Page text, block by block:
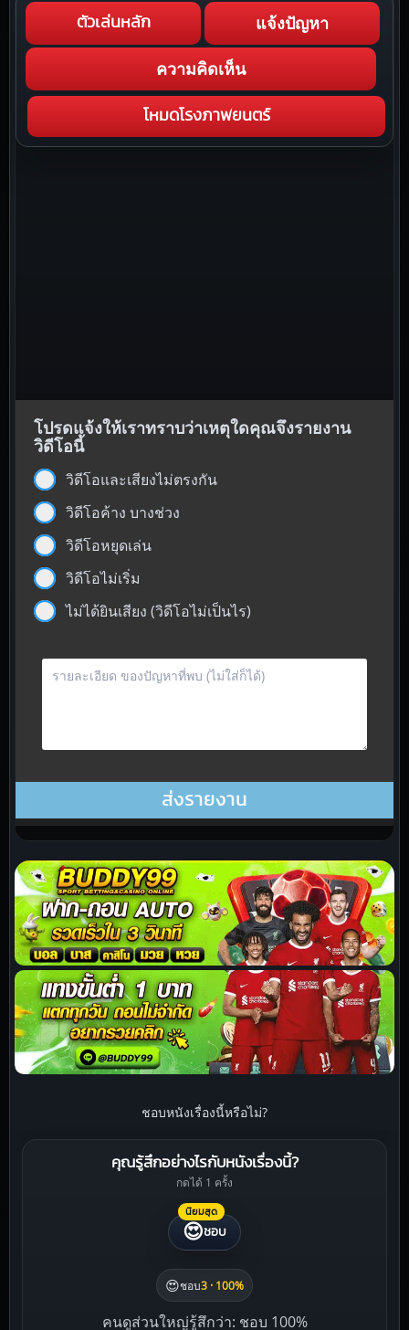
ตัวเล่นหลัก แจ้งปัญหา
ความคิดเห็น
โหมดโรงภาพยนตร์
โปรดแจ้งให้เราทราบว่าเหตุใดคุณจึงรายงาน
วิดีโอนี้
วิดีโอและเสียงไม่ตรงกัน
วิดีโอค้าง บางช่วง
วิดีโอหยุดเล่น
วิดีโอไม่เริ่ม
ไม่ได้ยินเสียง (วิดีโอไม่เป็นไร)
ชอบหนังเรื่องนี้หรือไม่?
คุณรู้สึกอย่างไรกับหนังเรื่องนี้?
กดได้ 1 ครั้ง
นิยมสุด
😍ชอบ
😍ชอบ3 · 100%
คนดูส่วนใหญ่รู้สึกว่า: ชอบ 100%